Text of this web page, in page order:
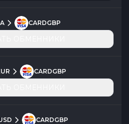
CARDGBP
CARDGBP
CARDGBP